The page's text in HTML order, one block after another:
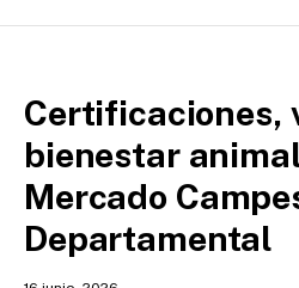
Certificaciones,
bienestar
Mercado
Departamental